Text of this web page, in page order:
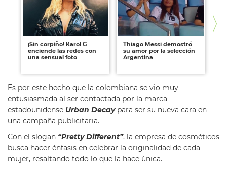
¡Sin corpiño! Karol G
enciende las redes con
una sensual foto
Thiago Messi demostró
su amor por la selección
Argentina
Es por este hecho que la colombiana se vio muy
entusiasmada al ser contactada por la marca
estadounidense Urban Decaypara ser su nueva cara en
una campaña publicitaria.
Con el slogan “Pretty Different”, la empresa de cosméticos
busca hacer énfasis en celebrar la originalidad de cada
mujer, resaltando todo lo que la hace única.